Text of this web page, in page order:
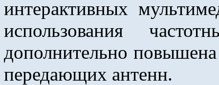
интерактивных
использования
дополнительно
передающих антенн.